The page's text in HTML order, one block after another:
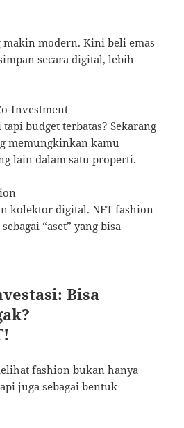
modern. Kini beli emas
secara digital, lebih
Investment
budget terbatas? Sekarang
memungkinkan kamu
lain dalam satu properti.
kolektor digital. NFT fashion
“aset” yang bisa
Bisa
fashion bukan hanya
juga sebagai bentuk